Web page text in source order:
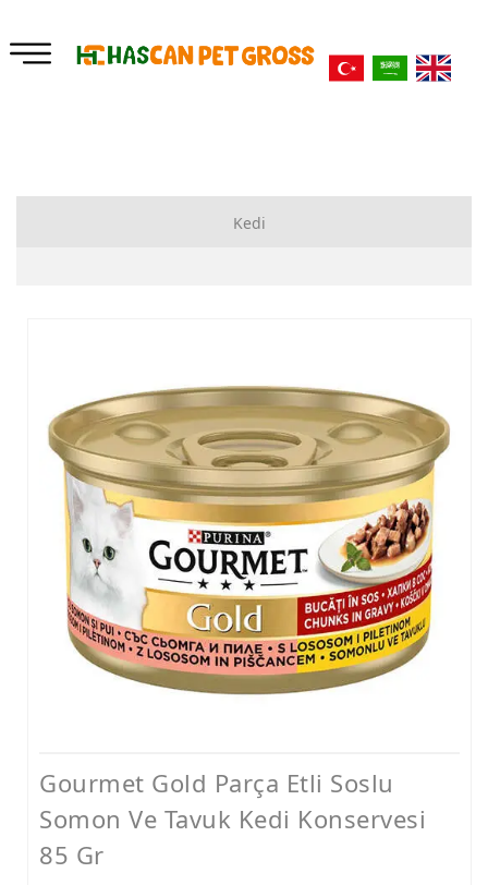
Kedi
Tuvalet ve Kürekler
Oyuncaklar
Ödüller
Taşımalar
Vitaminler
Kedi Kumları
Tarak ve Makas
Tasmalar
Bakım Ürünleri
Gourmet Gold Parça Etli Soslu
Somon Ve Tavuk Kedi Konservesi
85 Gr